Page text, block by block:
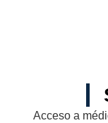
Acceso a